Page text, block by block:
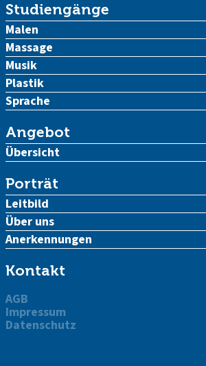
Studiengänge
Malen
Massage
Musik
Plastik
Sprache
Angebot
Übersicht
Porträt
Leitbild
Über uns
Anerkennungen
Kontakt
AGB
Impressum
Datenschutz